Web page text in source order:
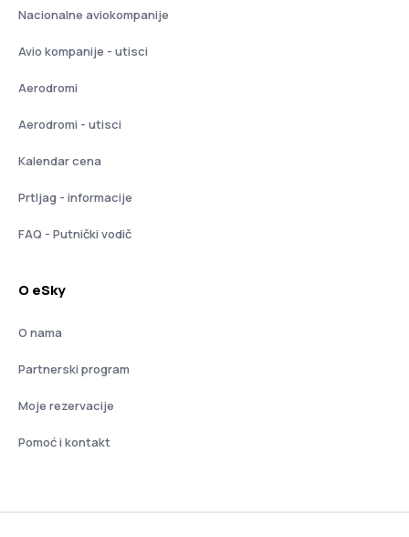
Nacionalne aviokompanije
Avio kompanije - utisci
Aerodromi
Aerodromi - utisci
Kalendar cena
Prtljag - informacije
FAQ - Putnički vodič
O eSky
O nama
Partnerski program
Moje rezervacije
Pomoć i kontakt